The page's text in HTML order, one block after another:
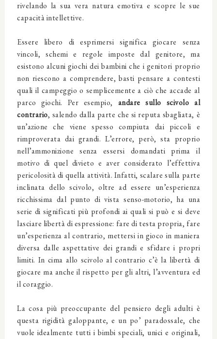
rivelando la sua vera natura emotiva e scopre le sue
capacità intellettive.
Essere libero di esprimersi significa giocare senza
vincoli, schemi e regole imposte dal genitore, ma
esistono alcuni giochi dei bambini che i genitori proprio
non riescono a comprendere, basti pensare a contesti
quali il campeggio o semplicemente a ciò che accade al
parco giochi. Per esempio, andare sullo scivolo al
contrario, salendo dalla parte che si reputa sbagliata, è
un’azione che viene spesso compiuta dai piccoli e
rimproverata dai grandi. L’errore, però, sta proprio
nell’ammonizione senza essersi domandati prima il
motivo di quel divieto e aver considerato l’effettiva
pericolosità di quella attività. Infatti, scalare sulla parte
inclinata dello scivolo, oltre ad essere un’esperienza
ricchissima dal punto di vista senso-motorio, ha una
serie di significati più profondi ai quali si può e si deve
lasciare libertà di espressione: fare di testa propria, fare
un’esperienza al contrario, mettersi in gioco in maniera
diversa dalle aspettative dei grandi e sfidare i propri
limiti. In cima allo scivolo al contrario c’è la libertà di
giocare ma anche il rispetto per gli altri, l’avventura ed
il coraggio.
La cosa più preoccupante del pensiero degli adulti è
questa rigidità galoppante, e un po’ paradossale, che
vuole idealmente tutti i bimbi speciali, unici e originali,